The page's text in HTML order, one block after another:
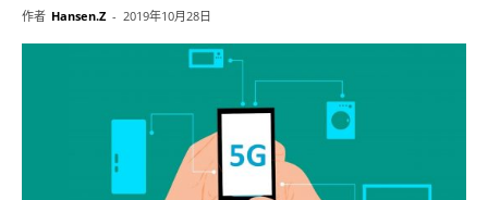
作者 Hansen.Z - 2019年10月28日